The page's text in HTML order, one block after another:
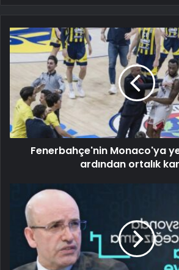
Fenerbahçe'nin Monaco'ya
ardından ortalık